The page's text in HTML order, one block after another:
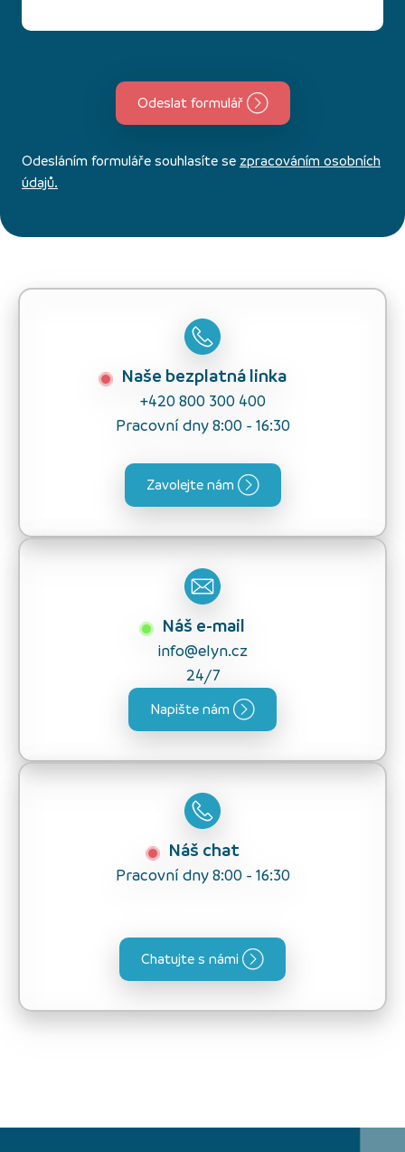
Odeslat formulář
Odesláním formuláře souhlasíte se zpracováním osobních
údajů.
Naše bezplatná linka
+420 800 300 400
Pracovní dny 8:00 - 16:30
Zavolejte nám
Náš e-mail
info@elyn.cz
24/7
Napište nám
Náš chat
Pracovní dny 8:00 - 16:30
Chatujte s námi